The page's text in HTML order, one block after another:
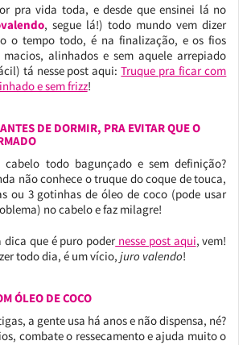
pra vida toda, e desde que ensinei lá no
, segue lá!) todo mundo vem dizer
o tempo todo, é na finalização, e os fios
alinhados e sem aquele arrepiado
tá nesse post aqui:Truque pra ficar com
e sem frizz!
DE DORMIR, PRA EVITAR QUE O
todo bagunçado e sem definição?
não conhece o truque do coque de touca,
ou 3 gotinhas de óleo de coco (pode usar
no cabelo e faz milagre!
dica que é puro poder nesse post aqui, vem!
todo dia, é um vício, juro valendo!
ÓLEO DE COCO
a gente usa há anos e não dispensa, né?
combate o ressecamento e ajuda muito o